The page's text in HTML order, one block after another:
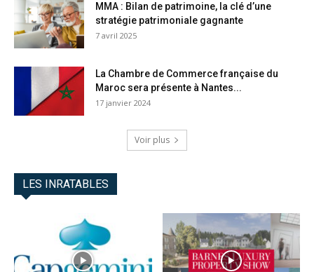
MMA : Bilan de patrimoine, la clé d’une
stratégie patrimoniale gagnante
7 avril 2025
La Chambre de Commerce française du
Maroc sera présente à Nantes...
17 janvier 2024
Voir plus
LES INRATABLES